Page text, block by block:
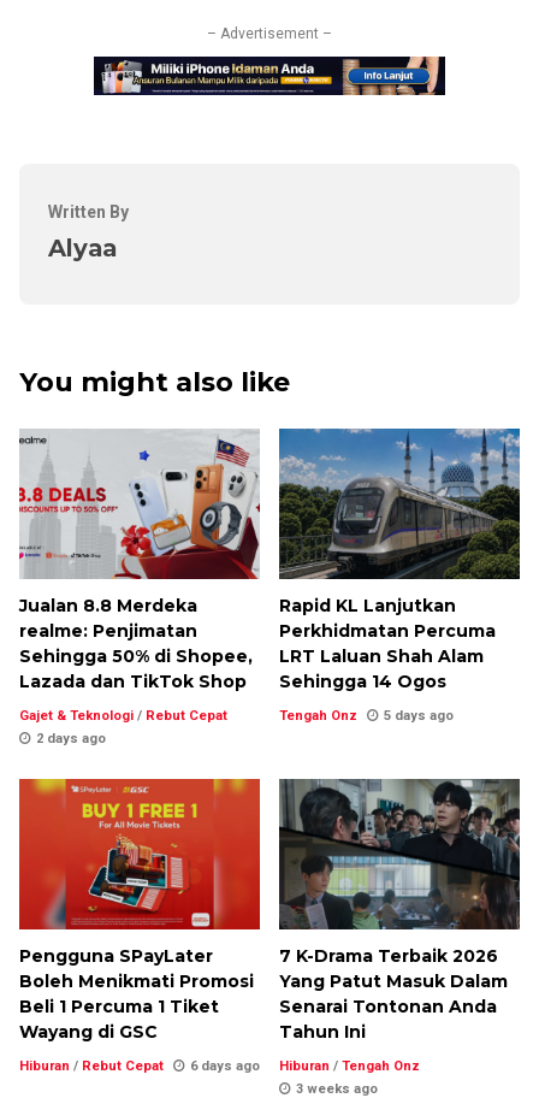
– Advertisement –
Written By
Alyaa
You might also like
Jualan 8.8 Merdeka
realme: Penjimatan
Sehingga 50% di Shopee,
Lazada dan TikTok Shop
Gajet & Teknologi / Rebut Cepat
2 days ago
Rapid KL Lanjutkan
Perkhidmatan Percuma
LRT Laluan Shah Alam
Sehingga 14 Ogos
Tengah Onz 5 days ago
Pengguna SPayLater
Boleh Menikmati Promosi
Beli 1 Percuma 1 Tiket
Wayang di GSC
Hiburan / Rebut Cepat 6 days ago
7 K-Drama Terbaik 2026
Yang Patut Masuk Dalam
Senarai Tontonan Anda
Tahun Ini
Hiburan / Tengah Onz
3 weeks ago